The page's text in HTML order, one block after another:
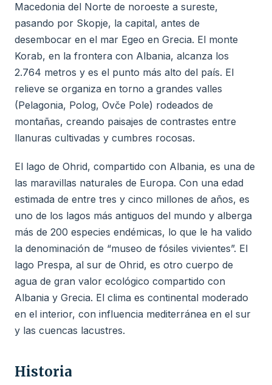
Macedonia del Norte de noroeste a sureste,
pasando por Skopje, la capital, antes de
desembocar en el mar Egeo en Grecia. El monte
Korab, en la frontera con Albania, alcanza los
2.764 metros y es el punto más alto del país. El
relieve se organiza en torno a grandes valles
(Pelagonia, Polog, Ovče Pole) rodeados de
montañas, creando paisajes de contrastes entre
llanuras cultivadas y cumbres rocosas.
El lago de Ohrid, compartido con Albania, es una de
las maravillas naturales de Europa. Con una edad
estimada de entre tres y cinco millones de años, es
uno de los lagos más antiguos del mundo y alberga
más de 200 especies endémicas, lo que le ha valido
la denominación de “museo de fósiles vivientes”. El
lago Prespa, al sur de Ohrid, es otro cuerpo de
agua de gran valor ecológico compartido con
Albania y Grecia. El clima es continental moderado
en el interior, con influencia mediterránea en el sur
y las cuencas lacustres.
Historia